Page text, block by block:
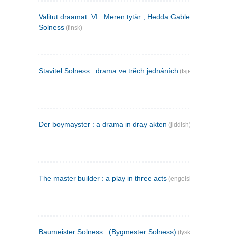
Valitut draamat. VI : Meren tytär ; Hedda Gabler ;
Solness (finsk)
Stavitel Solness : drama ve trěch jednáních (tsjekkisk)
Der boymayster : a drama in dray akten (jiddish)
The master builder : a play in three acts (engelsk)
Baumeister Solness : (Bygmester Solness) (tysk)